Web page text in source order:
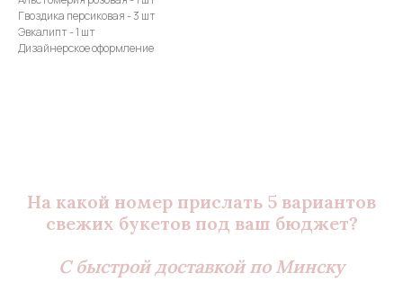
Гвоздика персиковая - 3 шт
Эвкалипт - 1 шт
Дизайнерское оформление
На какой номер прислать 5 вариантов
свежих букетов под ваш бюджет?
С быстрой доставкой по Минску